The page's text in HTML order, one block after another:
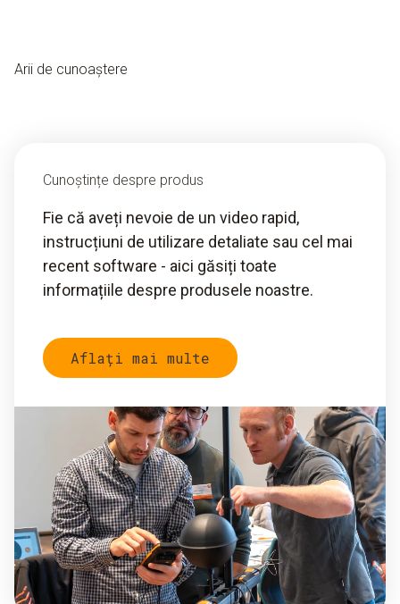
Arii de cunoaștere
Cunoștințe despre produs
Fie că aveți nevoie de un video rapid,
instrucțiuni de utilizare detaliate sau cel mai
recent software - aici găsiți toate
informațiile despre produsele noastre.
Aflați mai multe